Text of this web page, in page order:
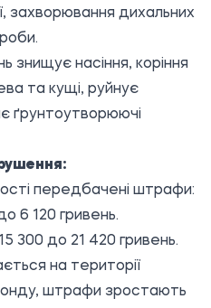
захворювання дихальних
знищує насіння, коріння
та кущі, руйнує
ґрунтоутворюючі
передбачені штрафи:
6 120 гривень.
300 до 21 420 гривень.
на території
штрафи зростають